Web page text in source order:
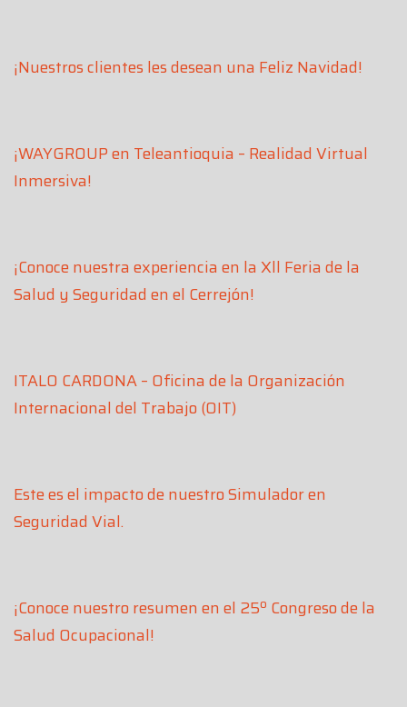
¡Nuestros clientes les desean una Feliz Navidad!
¡WAYGROUP en Teleantioquia – Realidad Virtual
Inmersiva!
¡Conoce nuestra experiencia en la Xll Feria de la
Salud y Seguridad en el Cerrejón!
ITALO CARDONA – Oficina de la Organización
Internacional del Trabajo (OIT)
Este es el impacto de nuestro Simulador en
Seguridad Vial.
¡Conoce nuestro resumen en el 25º Congreso de la
Salud Ocupacional!